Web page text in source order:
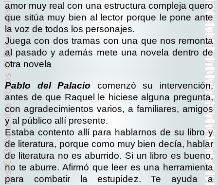
amor muy real con una estructura compleja quero
que sitúa muy bien al lector porque le pone ante
la voz de todos los personajes.
Juega con dos tramas con una que nos remonta
al pasado y además mete una novela dentro de
otra novela
Pablo del Palacio comenzó su intervención,
antes de que Raquel le hiciese alguna pregunta,
con agradecimientos varios, a familiares, amigos
y al público allí presente.
Estaba contento allí para hablarnos de su libro y
de literatura, porque como muy bien decía, hablar
de literatura no es aburrido. Si un libro es bueno,
no te aburre. Afirmó que leer es una herramienta
para combatir la estupidez. Te ayuda a